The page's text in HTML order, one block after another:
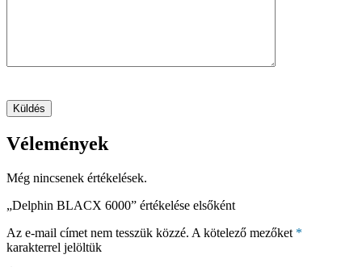
Vélemények
Még nincsenek értékelések.
„Delphin BLACX 6000” értékelése elsőként
Az e-mail címet nem tesszük közzé. A kötelező mezőket *
karakterrel jelöltük